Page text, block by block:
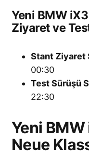
Yeni BMW
Ziyaret ve
Stant Ziyaret
00:30
Test Sürüşü
22:30
Yeni
Neue